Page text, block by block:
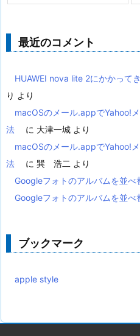
最近のコメント
HUAWEI nova lite 2にかかって
り より
macOSのメール.appでYahoo!
法
に 大津一城 より
macOSのメール.appでYahoo!
法
に 巽 浩二 より
Googleフォトのアルバムを並べ
Googleフォトのアルバムを並べ
ブックマーク
apple style